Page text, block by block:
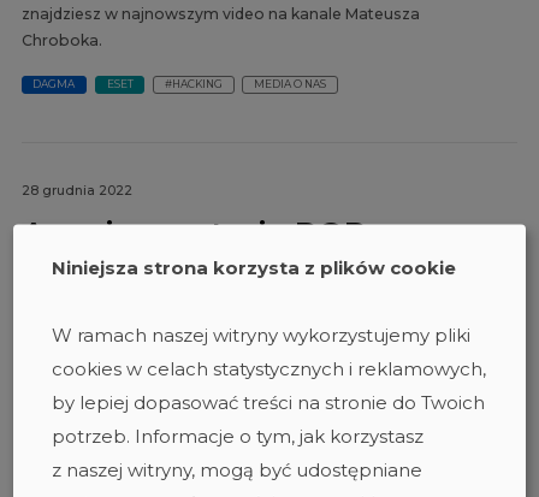
znajdziesz w najnowszym video na kanale Mateusza
Chroboka.
DAGMA ESET #HACKING MEDIA O NAS
28 grudnia 2022
Awarie w rytmie POP – co
zaskoczyło specjalistów
cyberbezpieczeństwa w 2022
roku
Mijający rok to kolejny, który stał pod znakiem ogromnej
aktywności cyberprzestępców. Swoimi opiniami na temat
Niniejsza strona korzysta z plików cookie
W ramach naszej witryny wykorzystujemy pliki
cookies w celach statystycznych i reklamowych,
by lepiej dopasować treści na stronie do Twoich
potrzeb. Informacje o tym, jak korzystasz
z naszej witryny, mogą być udostępniane